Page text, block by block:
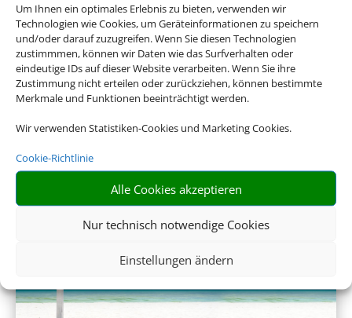
Um Ihnen ein optimales Erlebnis zu bieten, verwenden wir
Technologien wie Cookies, um Geräteinformationen zu speichern
und/oder darauf zuzugreifen. Wenn Sie diesen Technologien
zustimmmen, können wir Daten wie das Surfverhalten oder
eindeutige IDs auf dieser Website verarbeiten. Wenn Sie ihre
Zustimmung nicht erteilen oder zurückziehen, können bestimmte
Merkmale und Funktionen beeinträchtigt werden.
Wir verwenden Statistiken-Cookies und Marketing Cookies.
Cookie-Richtlinie
Alle Cookies akzeptieren
Nur technisch notwendige Cookies
Einstellungen ändern
Klassenfahrten
Gruppenreisen